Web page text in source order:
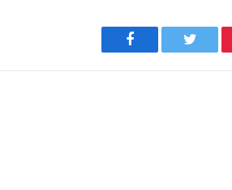
Facebook Twitter